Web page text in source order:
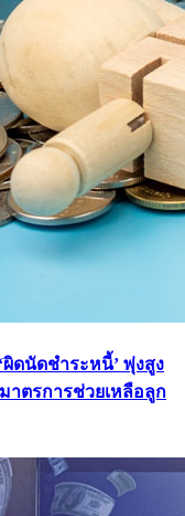
ดนัดชำระหนี้’ พุ่งสูง
าตรการช่วยเหลือลูก